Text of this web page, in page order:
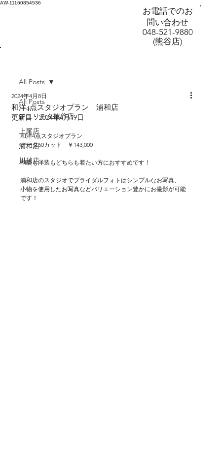
AW-11160854536
お電話でのお
問い合わせ
048-521-9880
(熊谷店)
All Posts
フェリチタ熊谷店
上尾店
浦和店
川越店
All Posts
和洋4点スタジオプラン 浦和店
2024年4月8日
更新日：2024年4月19日
和洋4点スタジオプラン
データ60カット　￥143,000
和装も洋装もどちらも着たい方におすすめです！
浦和店のスタジオでブライダルフォトはシンプルなお写真、
小物を使用したお写真などバリエーション豊かにお撮影が可能
です！